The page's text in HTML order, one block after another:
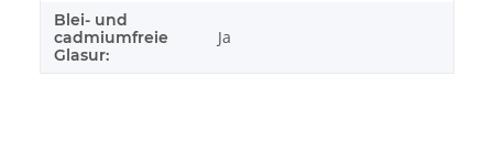
Blei- und
cadmiumfreie
Glasur:
Ja